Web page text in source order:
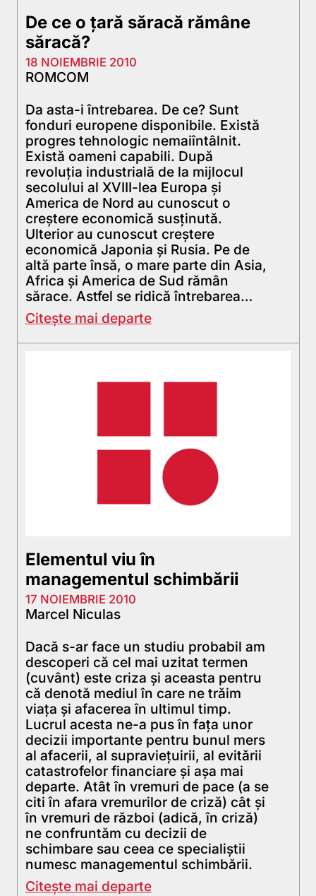
De ce o țară săracă rămâne
săracă?
18 NOIEMBRIE 2010
ROMCOM
Da asta-i întrebarea. De ce? Sunt
fonduri europene disponibile. Există
progres tehnologic nemaiîntâlnit.
Există oameni capabili. După
revoluția industrială de la mijlocul
secolului al XVIII-lea Europa și
America de Nord au cunoscut o
creștere economică susținută.
Ulterior au cunoscut creștere
economică Japonia și Rusia. Pe de
altă parte însă, o mare parte din Asia,
Africa și America de Sud rămân
sărace. Astfel se ridică întrebarea…
Citește mai departe
Elementul viu în
managementul schimbării
17 NOIEMBRIE 2010
Marcel Niculas
Dacă s-ar face un studiu probabil am
descoperi că cel mai uzitat termen
(cuvânt) este criza și aceasta pentru
că denotă mediul în care ne trăim
viața și afacerea în ultimul timp.
Lucrul acesta ne-a pus în fața unor
decizii importante pentru bunul mers
al afacerii, al supraviețuirii, al evitării
catastrofelor financiare și așa mai
departe. Atât în vremuri de pace (a se
citi în afara vremurilor de criză) cât și
în vremuri de război (adică, în criză)
ne confruntăm cu decizii de
schimbare sau ceea ce specialiștii
numesc managementul schimbării.
Citește mai departe